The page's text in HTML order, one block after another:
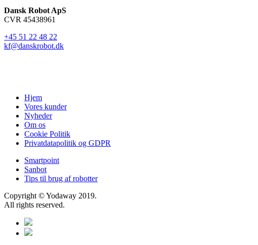
Dansk Robot ApS
CVR 45438961
+45 51 22 48 22
kf@danskrobot.dk
Hjem
Vores kunder
Nyheder
Om os
Cookie Politik
Privatdatapolitik og GDPR
Smartpoint
Sanbot
Tips til brug af robotter
Copyright © Yodaway 2019.
All rights reserved.